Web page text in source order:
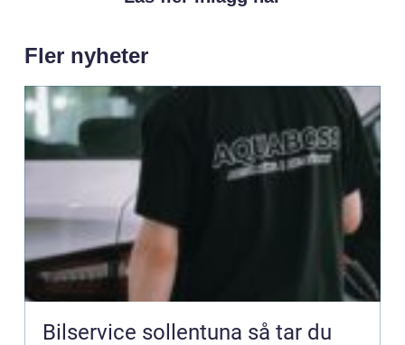
Fler nyheter
Bilservice sollentuna så tar du